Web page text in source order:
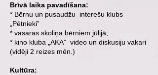
Brīvā laika pavadīšana:
* Bērnu un pusaudžu interešu klubs
„Pētnieki”
* vasaras skoliņa bērniem jūlijā;
* kino kluba „AKA” video un diskusiju vakari
(vidēji 2 reizes mēn.)
Kultūra: